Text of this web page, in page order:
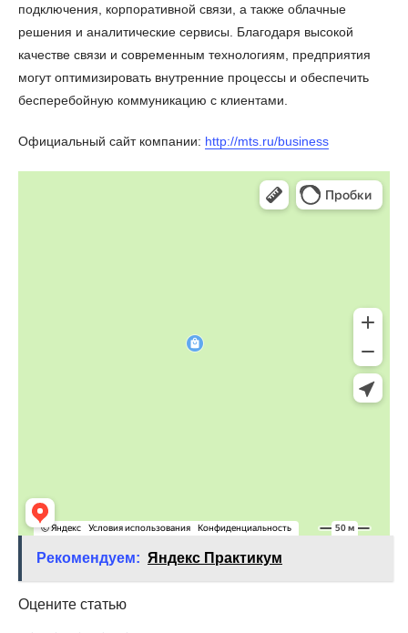
подключения, корпоративной связи, а также облачные
решения и аналитические сервисы. Благодаря высокой
качестве связи и современным технологиям, предприятия
могут оптимизировать внутренние процессы и обеспечить
бесперебойную коммуникацию с клиентами.
Официальный сайт компании: http://mts.ru/business
Рекомендуем: Яндекс Практикум
Оцените статью